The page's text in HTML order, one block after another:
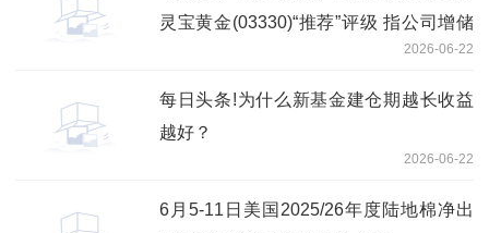
灵宝黄金(03330)“推荐”评级 指公司增储
2026-06-22
每日头条!为什么新基金建仓期越长收益
越好？
2026-06-22
6月5-11日美国2025/26年度陆地棉净出